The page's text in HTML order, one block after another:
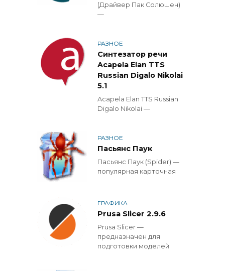
(Драйвер Пак Солюшен)
—
РАЗНОЕ
Синтезатор речи
Acapela Elan TTS
Russian Digalo Nikolai
5.1
Acapela Elan TTS Russian
Digalo Nikolai —
РАЗНОЕ
Пасьянс Паук
Пасьянс Паук (Spider) —
популярная карточная
ГРАФИКА
Prusa Slicer 2.9.6
Prusa Slicer —
предназначен для
подготовки моделей